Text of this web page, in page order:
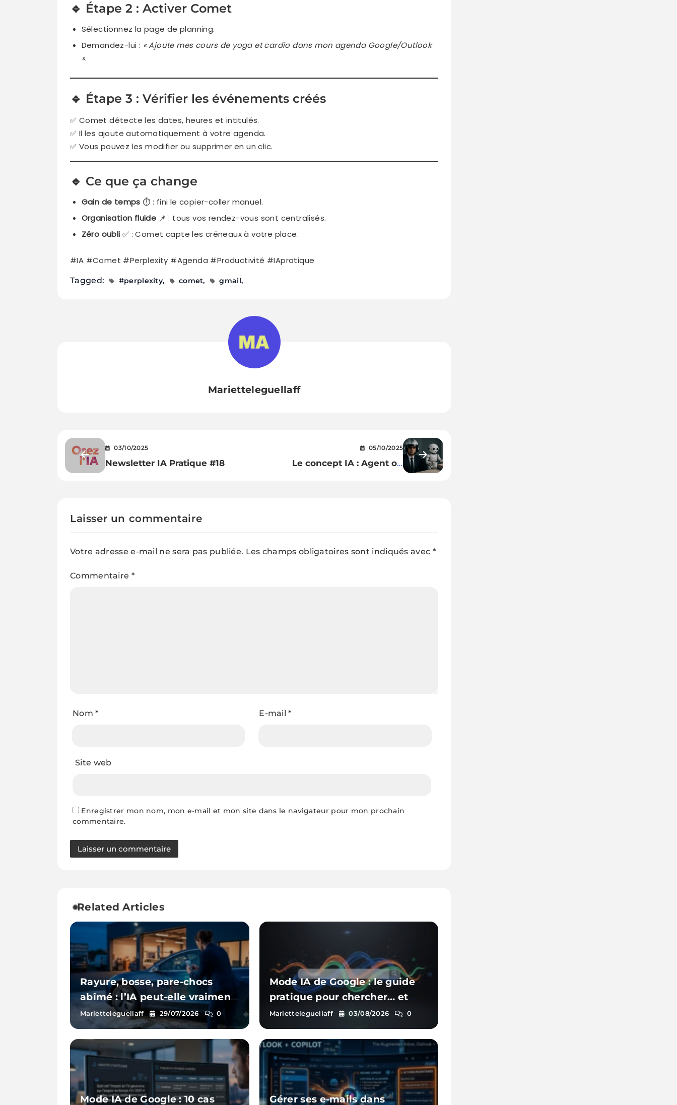
🔹 Étape 2 : Activer Comet
Sélectionnez la page de planning.
Demandez-lui : « Ajoute mes cours de yoga et cardio dans mon agenda Google/Outlook
».
🔹 Étape 3 : Vérifier les événements créés
✅ Comet détecte les dates, heures et intitulés.
✅ Il les ajoute automatiquement à votre agenda.
✅ Vous pouvez les modifier ou supprimer en un clic.
🔹 Ce que ça change
Gain de temps ⏱️ : fini le copier-coller manuel.
Organisation fluide 📌 : tous vos rendez-vous sont centralisés.
Zéro oubli ✅ : Comet capte les créneaux à votre place.
#IA #Comet #Perplexity #Agenda #Productivité #IApratique
Tagged: #perplexity comet gmail
Marietteleguellaff
03/10/2025
Newsletter IA Pratique #18
05/10/2025
Le concept IA : Agent ou
Laisser un commentaire
Votre adresse e-mail ne sera pas publiée. Les champs obligatoires sont indiqués avec *
Commentaire *
Nom* E-mail*
Site web
Enregistrer mon nom, mon e-mail et mon site dans le navigateur pour mon prochain
commentaire.
Related Articles
Rayure, bosse, pare-chocs
abîmé : l’IA peut-elle vraiment
estimer les réparations d’une
voiture à partir d’une photo ?
Marietteleguellaff 29/07/2026 0
Mode IA de Google : le guide
pratique pour chercher… et
rester visible
Marietteleguellaff 03/08/2026 0
Mode IA de Google : 10 cas Gérer ses e-mails dans